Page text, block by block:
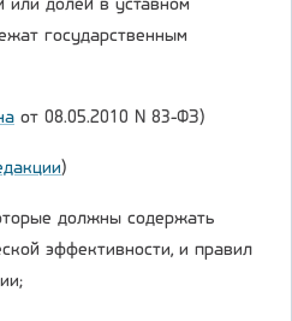
или долей в уставном
государственным
от 08.05.2010 N 83-ФЗ)
)
должны содержать
эффективности, и правил